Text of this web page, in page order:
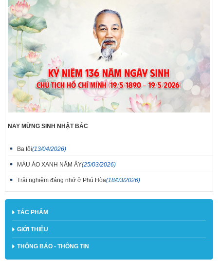
NAY MỪNG SINH NHẬT BÁC
Ba tôi(13/04/2026)
MÀU ÁO XANH NĂM ẤY(25/03/2026)
Trải nghiệm đáng nhớ ở Phú Hòa(18/03/2026)
TÁC PHẨM
GIỚI THIỆU
THÔNG BÁO - THÔNG TIN